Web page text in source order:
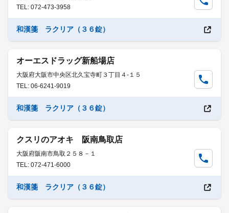
TEL: 072-473-3958
和漢箋 ラクリア（３６錠）
オーエスドラッグ新船場店
大阪府大阪市中央区北久宝寺町３丁目４-１５
TEL: 06-6241-9019
和漢箋 ラクリア（３６錠）
クスリのアオキ 阪南鳥取店
大阪府阪南市鳥取２５８－１
TEL: 072-471-6000
和漢箋 ラクリア（３６錠）